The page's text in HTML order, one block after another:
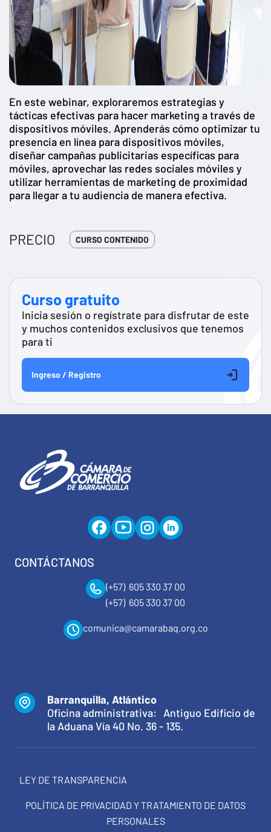
En este webinar, exploraremos estrategias y
tácticas efectivas para hacer marketing a través de
dispositivos móviles. Aprenderás cómo optimizar tu
presencia en línea para dispositivos móviles,
diseñar campañas publicitarias específicas para
móviles, aprovechar las redes sociales móviles y
utilizar herramientas de marketing de proximidad
para llegar a tu audiencia de manera efectiva.
PRECIO CURSO CONTENIDO
Curso gratuito
Inicia sesión o regístrate para disfrutar de este
y muchos contenidos exclusivos que tenemos
para ti
Ingreso / Registro
CONTÁCTANOS
(+57) 605 330 37 00
(+57) 605 330 37 00
comunica@camarabaq.org.co
Barranquilla, Atlántico
Oficina administrativa: Antiguo Edificio de
la Aduana Vía 40 No. 36 - 135.
LEY DE TRANSPARENCIA
POLÍTICA DE PRIVACIDAD Y TRATAMIENTO DE DATOS
PERSONALES